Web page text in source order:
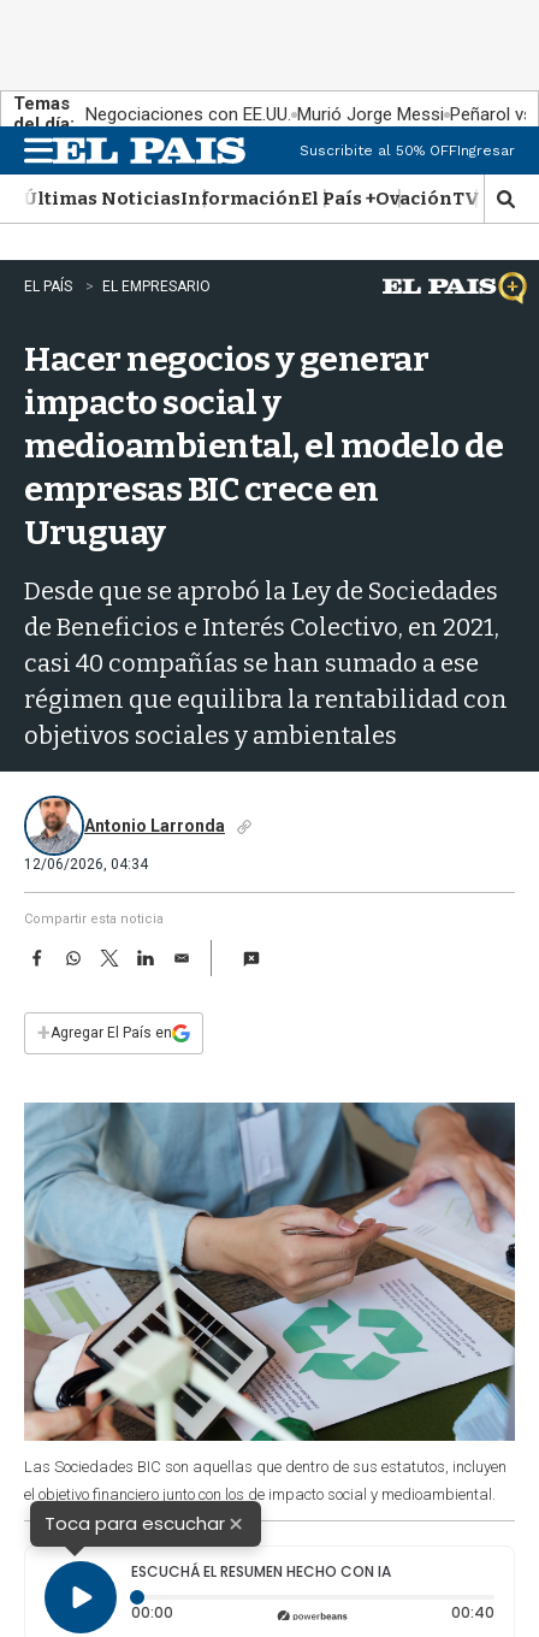
Temas
del día: Negociaciones con EE.UU. Murió Jorge Messi Peñarol
n
u
Suscribite al 50% OFFIngresar
Últimas NoticiasInformaciónEl País +OvaciónTV Show
M
o
s
t
r
EL PAÍS EL EMPRESARIO
Hacer negocios y generar
impacto social y
medioambiental, el modelo de
empresas BIC crece en
Uruguay
Desde que se aprobó la Ley de Sociedades
de Beneficios e Interés Colectivo, en 2021,
casi 40 compañías se han sumado a ese
régimen que equilibra la rentabilidad con
objetivos sociales y ambientales
Antonio Larronda
12/06/2026, 04:34
Compartir esta noticia
F
e
b
k
W
s
T
w
t
L
E
i
l
+Agregar El País en
Las Sociedades BIC son aquellas que dentro de sus estatutos, incluyen
el objetivo financiero junto con los de impacto social y medioambiental.
Toca para escuchar×
ESCUCHÁ EL RESUMEN HECHO CON IA
00:00 Tiempo transcurrido: 0 segundos 00:40